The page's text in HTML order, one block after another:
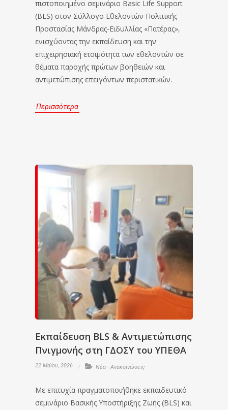
πιστοποιημένο σεμινάριο Basic Life Support
(BLS) στον Σύλλογο Εθελοντών Πολιτικής
Προστασίας Μάνδρας-Ειδυλλίας «Πατέρας»,
ενισχύοντας την εκπαίδευση και την
επιχειρησιακή ετοιμότητα των εθελοντών σε
θέματα παροχής πρώτων βοηθειών και
αντιμετώπισης επειγόντων περιστατικών.
Περισσότερα
Εκπαίδευση BLS & Αντιμετώπισης
Πνιγμονής στη ΓΔΟΣΥ του ΥΠΕΘΑ
22 Μαΐου, 2026 Νέα - Ανακοινώσεις
Με επιτυχία πραγματοποιήθηκε εκπαιδευτικό
σεμινάριο Βασικής Υποστήριξης Ζωής (BLS) και